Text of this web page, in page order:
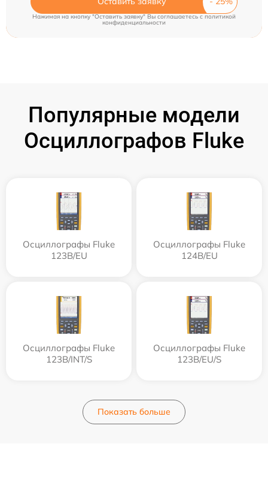
Нажимая на кнопку "Оставить заявку" Вы соглашаетесь cполитикой
конфиденциальности
Популярные модели
Осциллографов Fluke
Осциллографы Fluke
123B/EU
Осциллографы Fluke
124B/EU
Осциллографы Fluke
123B/INT/S
Осциллографы Fluke
123B/EU/S
Показать больше